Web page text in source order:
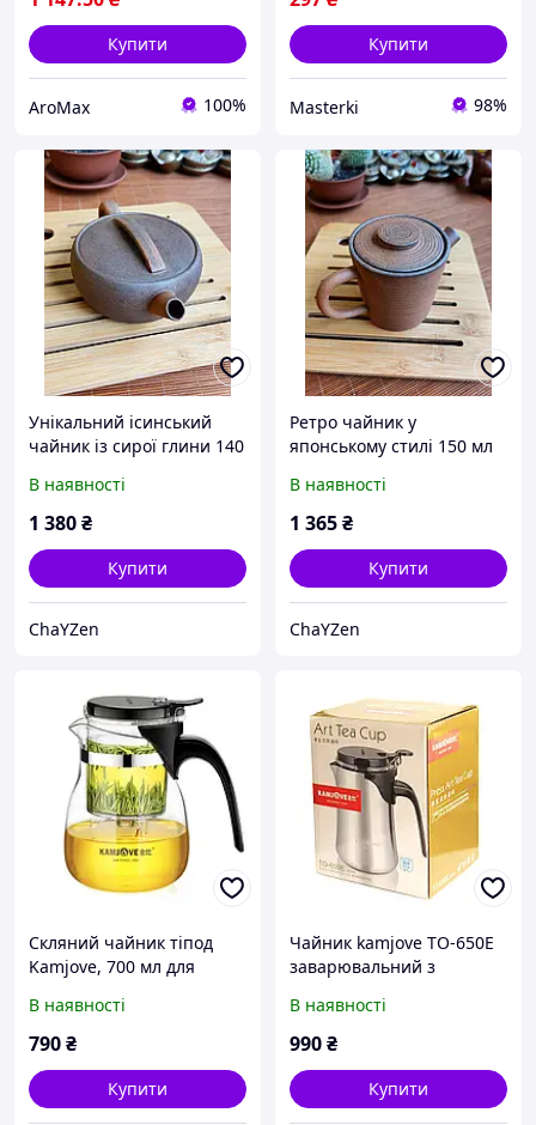
Купити
AroMax 100%
Купити
Masterki 98%
Унікальний ісинський
чайник із сирої глини 140
яний обпал, чайник для
китайського чаю
В наявності
1 380₴
Купити
ChaYZen
Ретро чайник у
японському стилі 150 мл
обпалу, заварювальний
чайник для китайського
В наявності
1 365₴
Купити
ChaYZen
Скляний чайник тіпод
Kamjove, 700 мл для
скляний, прозорий, Гунфу
чайник
В наявності
790₴
Купити
Чайник kamjove ТО-650E
заварювальний з
нержавіюча сталь, для
китайського чаю
В наявності
990₴
Купити